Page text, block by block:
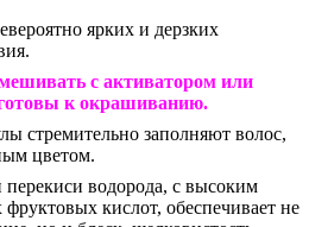
ярких и дерзких
с активатором или
к окрашиванию.
стремительно заполняют волос,
цветом.
водорода, с высоким
кислот, обеспечивает не